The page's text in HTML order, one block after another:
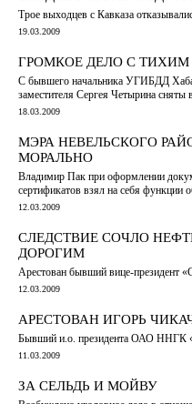
Трое выходцев с Кавказа
19.03.2009
ГРОМКОЕ ДЕЛО С
С бывшего начальника УГИБДД
заместителя Сергея Четырина сняты
18.03.2009
МЭРА НЕВЕЛЬСКОГО
МОРАЛЬНО
Владимир Пак при оформлении
сертификатов взял на себя функции
12.03.2009
СЛЕДСТВИЕ СОЧЛО
ДОРОГИМ
Арестован бывший вице-президент
12.03.2009
АРЕСТОВАН ИГОРЬ
Бывший и.о. президента ОАО ННГК
11.03.2009
ЗА СЕЛЬДЬ И МОЙВУ